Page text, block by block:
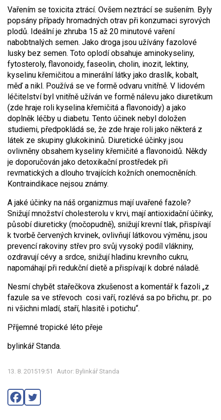
Vařením se toxicita ztrácí. Ovšem neztrácí se sušením. Byly
popsány případy hromadných otrav při konzumaci syrových
plodů. Ideální je zhruba 15 až 20 minutové vaření
nabobtnalých semen. Jako droga jsou užívány fazolové
lusky bez semen. Toto oplodí obsahuje aminokyseliny,
fytosteroly, flavonoidy, faseolin, cholin, inozit, lektiny,
kyselinu křemičitou a minerální látky jako draslík, kobalt,
měď a nikl. Používá se ve formě odvaru vnitřně. V lidovém
léčitelství byl vnitřně užíván ve formě nálevu jako diuretikum
(zde hraje roli kyselina křemičitá a flavonoidy) a jako
doplněk léčby u diabetu. Tento účinek nebyl doložen
studiemi, předpokládá se, že zde hraje roli jako některá z
látek ze skupiny glukokininů. Diuretické účinky jsou
ovlivněny obsahem kyseliny křemičité a flavonoidů. Někdy
je doporučován jako detoxikační prostředek při
revmatických a dlouho trvajících kožních onemocněních.
Kontraindikace nejsou známy.
A jaké účinky na náš organizmus mají uvařené fazole?
Snižují množství cholesterolu v krvi, mají antioxidační účinky,
působí diureticky (močopudně), snižují krevní tlak, přispívají
k tvorbě červených krvinek, ovlivňují látkovou výměnu, jsou
prevencí rakoviny střev pro svůj vysoký podíl vlákniny,
ozdravují cévy a srdce, snižují hladinu krevního cukru,
napomáhají při redukční dietě a přispívají k dobré náladě.
Nesmí chybět stařečkova zkušenost a komentář k fazoli „z
fazule sa ve střevoch cosi vaří, rozlévá sa po břichu, pr.. po
ni všichni mladí, staří, hlasitě i potichu“.
Příjemné tropické léto přeje
bylinkář Standa.
13. 8. 201519:51 Autor: Bylinkář Standa